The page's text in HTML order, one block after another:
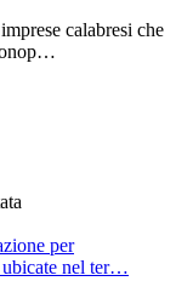
calabresi che
per
ubicate nel ter…